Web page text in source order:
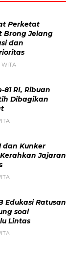
Perketat
Brong Jelang
dan
WITA
81 RI, Ribuan
Dibagikan
dan Kunker
Jajaran
Edukasi Ratusan
soal
Lintas